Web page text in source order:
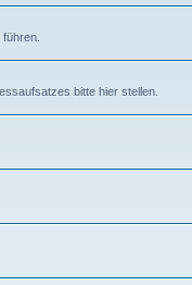
bitte hier stellen.